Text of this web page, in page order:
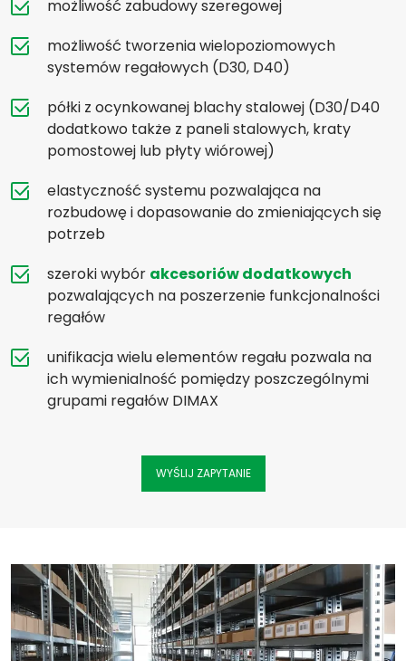
możliwość zabudowy szeregowej
możliwość tworzenia wielopoziomowych
systemów regałowych (D30, D40)
półki z ocynkowanej blachy stalowej (D30/D40
dodatkowo także z paneli stalowych, kraty
pomostowej lub płyty wiórowej)
elastyczność systemu pozwalająca na
rozbudowę i dopasowanie do zmieniających się
potrzeb
szeroki wybór akcesoriów dodatkowych
pozwalających na poszerzenie funkcjonalności
regałów
unifikacja wielu elementów regału pozwala na
ich wymienialność pomiędzy poszczególnymi
grupami regałów DIMAX
WYŚLIJ ZAPYTANIE